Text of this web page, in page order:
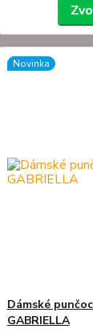
Novinka
Dámské
GABRIELLA